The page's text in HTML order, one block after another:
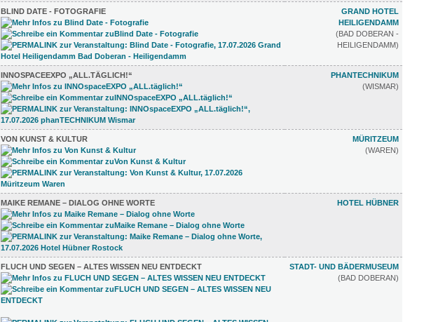
BLIND DATE - FOTOGRAFIE
GRAND HOTEL
HEILIGENDAMM
(BAD DOBERAN -
HEILIGENDAMM)
INNOSPACEEXPO „ALL.TÄGLICH!“
PHANTECHNIKUM
(WISMAR)
VON KUNST & KULTUR
MÜRITZEUM
(WAREN)
MAIKE REMANE – DIALOG OHNE WORTE HOTEL HÜBNER
FLUCH UND SEGEN – ALTES WISSEN NEU ENTDECKT
STADT- UND BÄDERMUSEUM
(BAD DOBERAN)